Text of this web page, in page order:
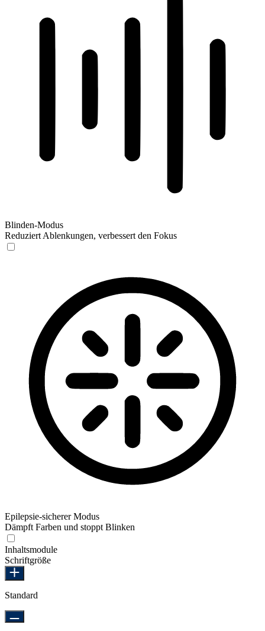
Blinden-Modus
Reduziert Ablenkungen, verbessert den Fokus
Epilepsie-sicherer Modus
Dämpft Farben und stoppt Blinken
Inhaltsmodule
Schriftgröße
Standard